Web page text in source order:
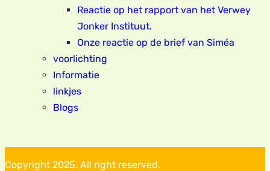
Reactie op het rapport van het Verwey
Jonker Instituut.
Onze reactie op de brief van Siméa
voorlichting
Informatie
linkjes
Blogs
Copyright 2025. All right reserved.